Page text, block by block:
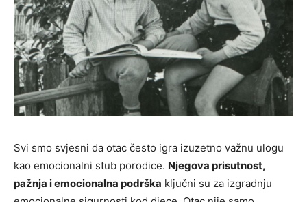
Svi smo svjesni da otac često igra izuzetno važnu ulogu
kao emocionalni stub porodice. Njegova prisutnost,
pažnja i emocionalna podrška ključni su za izgradnju